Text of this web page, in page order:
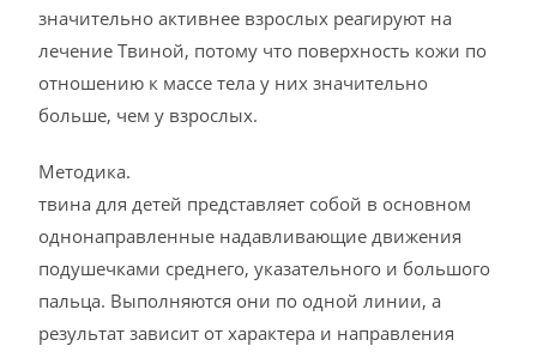
значительно активнее взрослых реагируют на
лечение Твиной, потому что поверхность кожи по
отношению к массе тела у них значительно
больше, чем у взрослых.
Методика.
твина для детей представляет собой в основном
однонаправленные надавливающие движения
подушечками среднего, указательного и большого
пальца. Выполняются они по одной линии, а
результат зависит от характера и направления